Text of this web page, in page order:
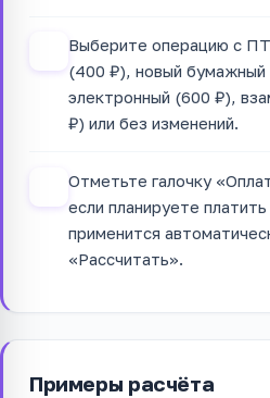
Выберите операцию с
(400 ₽), новый бумажный
электронный (600 ₽),
₽) или без изменений.
Отметьте галочку
если планируете
применится
«Рассчитать».
Примеры расчёта